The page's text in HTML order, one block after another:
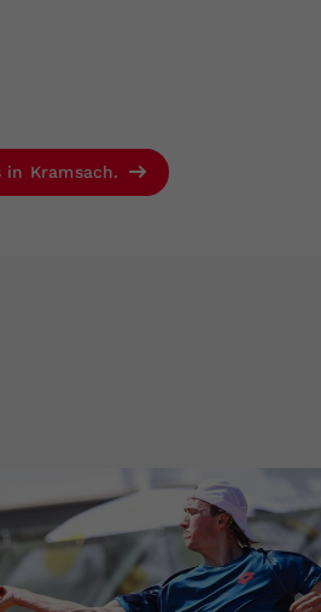
in Kramsach.